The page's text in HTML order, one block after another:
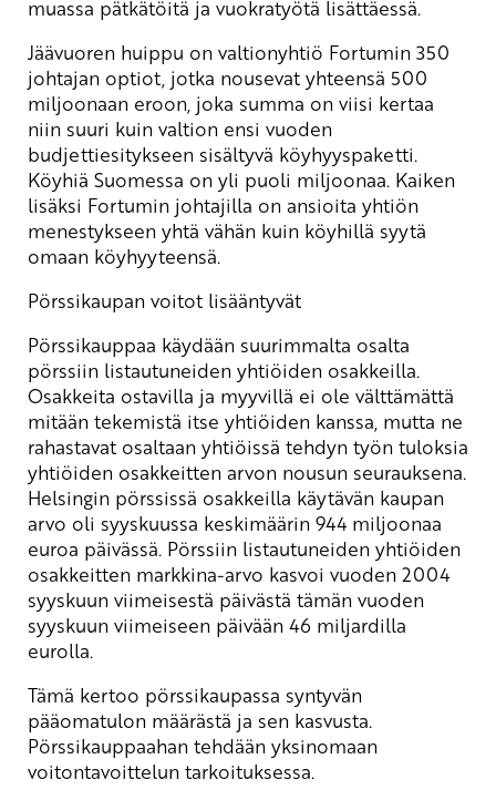
muassa pätkätöitä ja vuokratyötä lisättäessä.
Jäävuoren huippu on valtionyhtiö Fortumin 350
johtajan optiot, jotka nousevat yhteensä 500
miljoonaan eroon, joka summa on viisi kertaa
niin suuri kuin valtion ensi vuoden
budjettiesitykseen sisältyvä köyhyyspaketti.
Köyhiä Suomessa on yli puoli miljoonaa. Kaiken
lisäksi Fortumin johtajilla on ansioita yhtiön
menestykseen yhtä vähän kuin köyhillä syytä
omaan köyhyyteensä.
Pörssikaupan voitot lisääntyvät
Pörssikauppaa käydään suurimmalta osalta
pörssiin listautuneiden yhtiöiden osakkeilla.
Osakkeita ostavilla ja myyvillä ei ole välttämättä
mitään tekemistä itse yhtiöiden kanssa, mutta ne
rahastavat osaltaan yhtiöissä tehdyn työn tuloksia
yhtiöiden osakkeitten arvon nousun seurauksena.
Helsingin pörssissä osakkeilla käytävän kaupan
arvo oli syyskuussa keskimäärin 944 miljoonaa
euroa päivässä. Pörssiin listautuneiden yhtiöiden
osakkeitten markkina-arvo kasvoi vuoden 2004
syyskuun viimeisestä päivästä tämän vuoden
syyskuun viimeiseen päivään 46 miljardilla
eurolla.
Tämä kertoo pörssikaupassa syntyvän
pääomatulon määrästä ja sen kasvusta.
Pörssikauppaahan tehdään yksinomaan
voitontavoittelun tarkoituksessa.